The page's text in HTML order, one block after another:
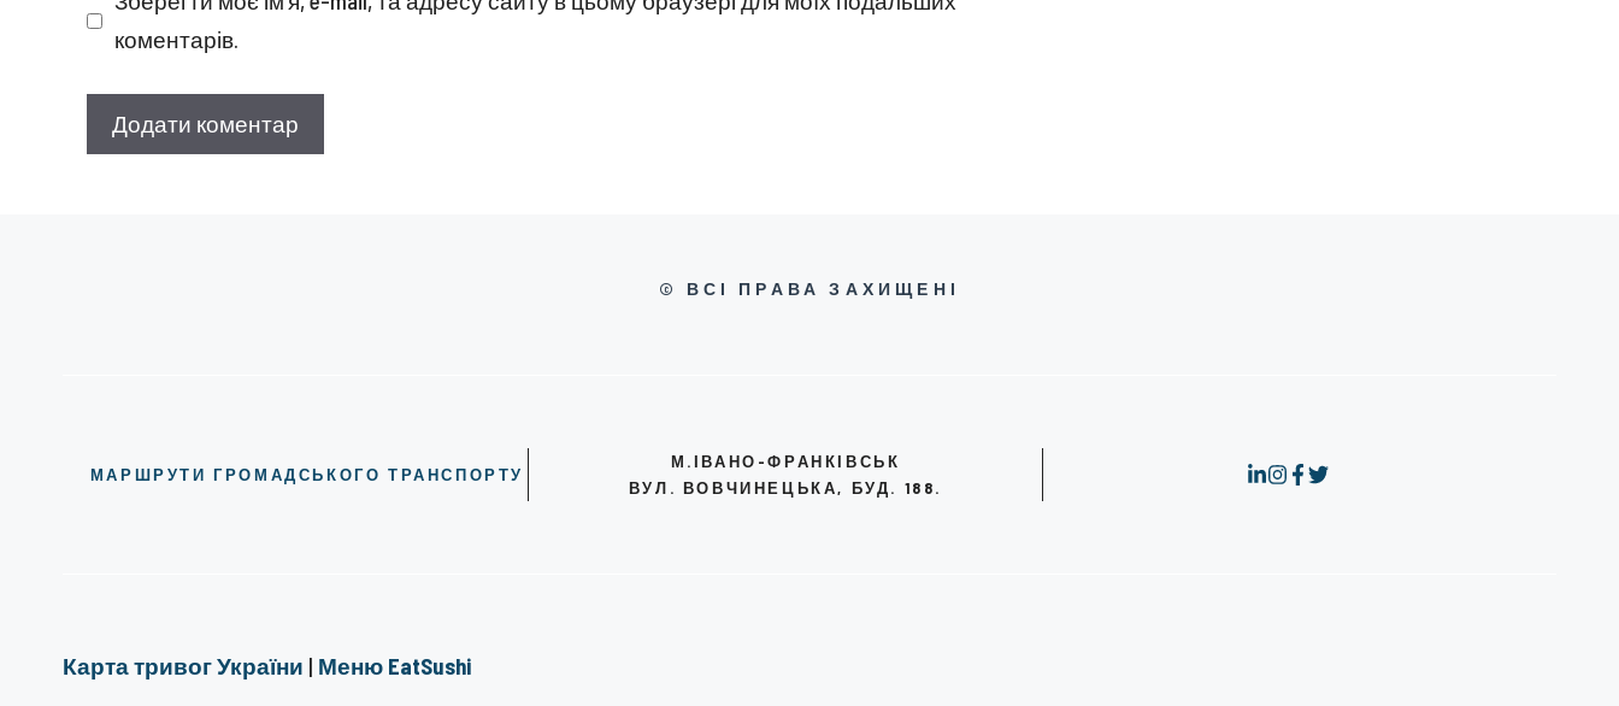
коментарів.
© ВСІ ПРАВА ЗАХИЩЕНІ
МАРШРУТИ ГРОМАДСЬКОГО ТРАНСПОРТУ
М.ІВАНО-ФРАНКІВСЬК
ВУЛ. ВОВЧИНЕЦЬКА, БУД. 188.
Карта тривог України | Меню EatSushi